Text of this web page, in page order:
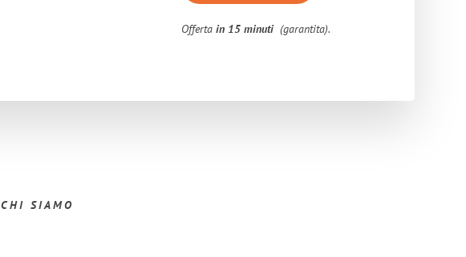
Offertain 15 minuti (garantita).
CHI SIAMO